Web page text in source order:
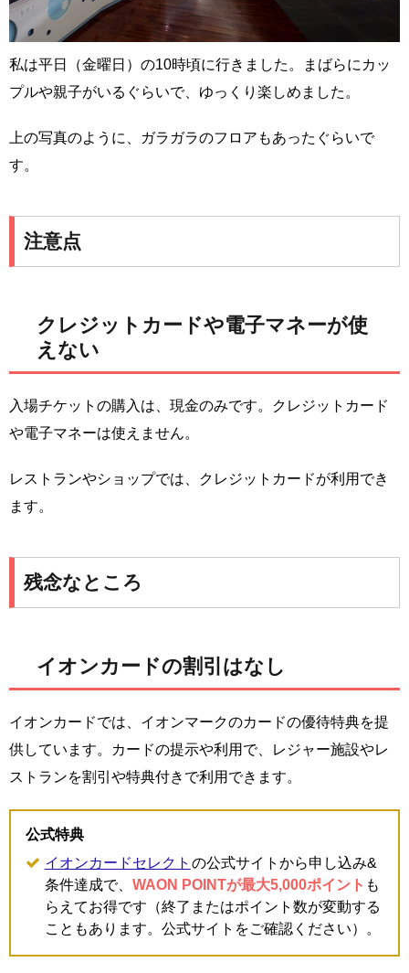
私は平日（金曜日）の10時頃に行きました。まばらにカッ
プルや親子がいるぐらいで、ゆっくり楽しめました。
上の写真のように、ガラガラのフロアもあったぐらいで
す。
注意点
クレジットカードや電子マネーが使
えない
入場チケットの購入は、現金のみです。クレジットカード
や電子マネーは使えません。
レストランやショップでは、クレジットカードが利用でき
ます。
残念なところ
イオンカードの割引はなし
イオンカードでは、イオンマークのカードの優待特典を提
供しています。カードの提示や利用で、レジャー施設やレ
ストランを割引や特典付きで利用できます。
公式特典
イオンカードセレクト の公式サイトから申し込み&
条件達成で、 WAON POINTが最大5,000ポイント も
らえてお得です（終了またはポイント数が変動する
こともあります。公式サイトをご確認ください）。